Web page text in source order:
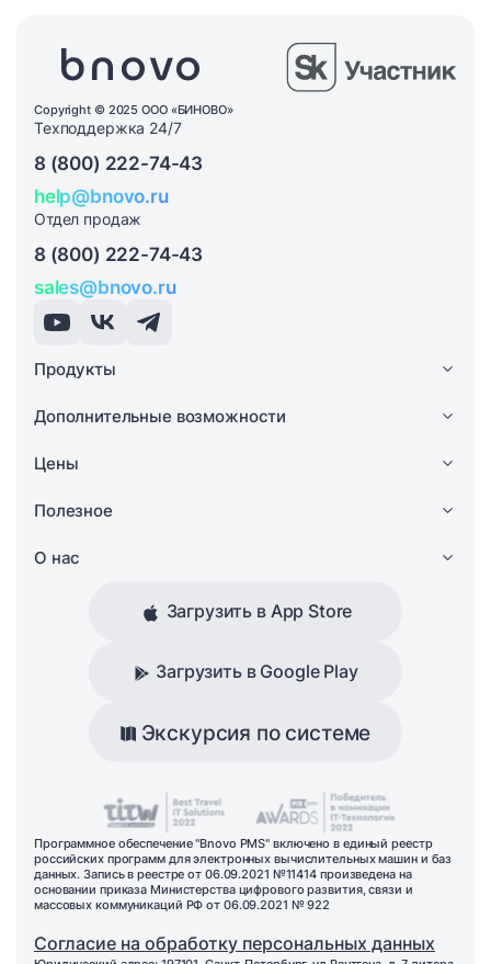
Copyright © 2025 ООО «БИНОВО»
Техподдержка 24/7
8 (800) 222-74-43
help@bnovo.ru
Отдел продаж
8 (800) 222-74-43
sales@bnovo.ru
Продукты
Дополнительные возможности
Цены
Полезное
О нас
Загрузить в App Store
Загрузить в Google Play
Экскурсия по системе
Программное обеспечение "Bnovo PMS" включено в единый реестр
российских программ для электронных вычислительных машин и баз
данных. Запись в реестре от 06.09.2021 №11414 произведена на
основании приказа Министерства цифрового развития, связи и
массовых коммуникаций РФ от 06.09.2021 № 922
Согласие на обработку персональных данных